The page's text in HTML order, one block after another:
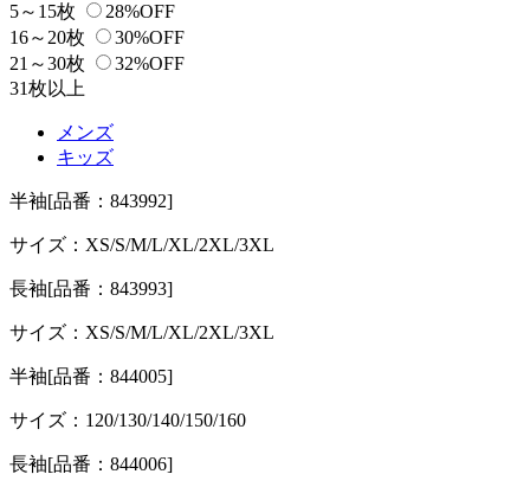
5～15枚
28%OFF
16～20枚
30%OFF
21～30枚
32%OFF
31枚以上
メンズ
キッズ
半袖[品番：843992]
サイズ： XS/S/M/L/XL/2XL/3XL
長袖[品番：843993]
サイズ： XS/S/M/L/XL/2XL/3XL
半袖[品番：844005]
サイズ： 120/130/140/150/160
長袖[品番：844006]